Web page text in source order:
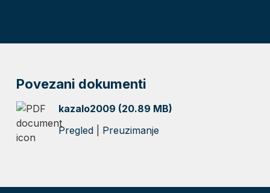
Povezani dokumenti
kazalo2009 (20.89 MB)
Pregled
Preuzimanje